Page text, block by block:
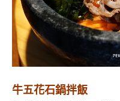
牛五花石鍋拌飯